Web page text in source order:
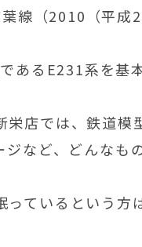
線（2010（平成
あるE231系を基
店では、鉄道模
など、どんなも
ているという方